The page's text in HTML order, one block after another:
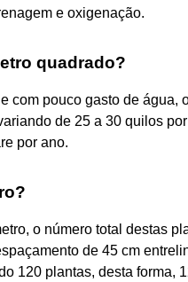
e oxigenação.
quadrado?
com pouco gasto de água,
de 25 a 30 quilos
por ano.
o número total destas
de 45 cm
120 plantas, desta forma,